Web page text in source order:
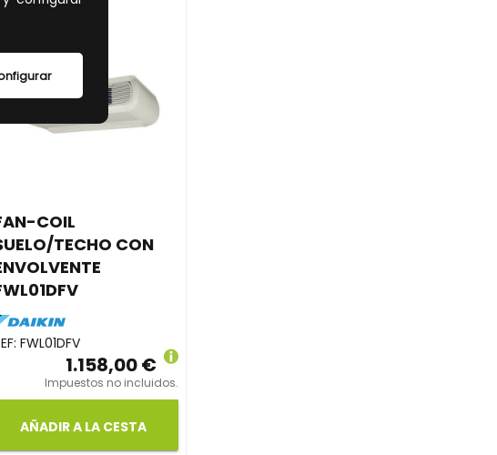
COIL
TECHO CON
FWL01DFV
1.158,00 €
Impuestos no incluidos.
AÑADIR A LA CESTA